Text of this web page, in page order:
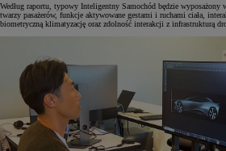
Według raportu, typowy Inteligentny Samochód będzie wyposażony
twarzy pasażerów, funkcje aktywowane gestami i ruchami ciała,
biometryczną klimatyzację oraz zdolność interakcji z infrastrukturą